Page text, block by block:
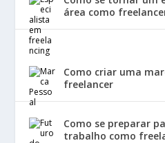
área como
Como criar uma
freelancer
Como se preparar
trabalho como